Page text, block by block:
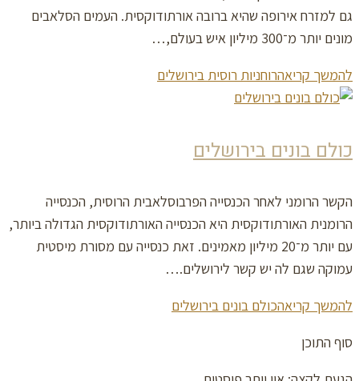
גם למזרח אירופה שהיא ברובה אורתודוקסית. העמים הסלאבים
מונים יותר מ־300 מיליון איש בעולם,…
להמשך קריאהרוחניות רוסית בירושלים
כולם בונים בירושלים
הקשר הרומני לאחר הכנסייה הפרבוסלאבית הרוסית, הכנסייה
הרומנית האורתודוקסית היא הכנסייה האורתודוקסית הגדולה ביותר,
עם יותר מ־20 מיליון מאמינים. זאת כנסייה עם מסורת מיסטית
עמוקה שגם לה יש קשר לירושלים.…
להמשך קריאהכולם בונים בירושלים
סוף התוכן